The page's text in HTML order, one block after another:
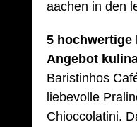
aachen in den
5 hochwertige
Angebot
Baristinhos
liebevolle
Chioccolatini.